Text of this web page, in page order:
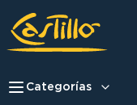
Categorías